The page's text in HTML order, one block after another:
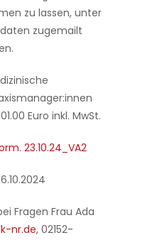
zu lassen, unter
zugemailt
Euro inkl. MwSt.
23.10.24_VA2
Fragen Frau Ada
nr.de, 02152-